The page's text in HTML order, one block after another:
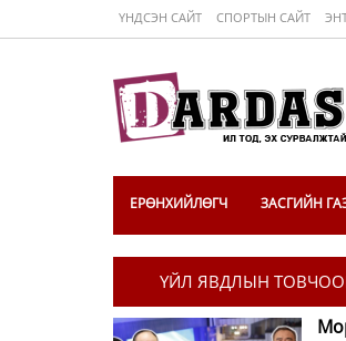
ҮНДСЭН САЙТ СПОРТЫН САЙТ
ЕРӨНХИЙЛӨГЧ ЗАСГИЙН
ҮЙЛ ЯВДЛЫН